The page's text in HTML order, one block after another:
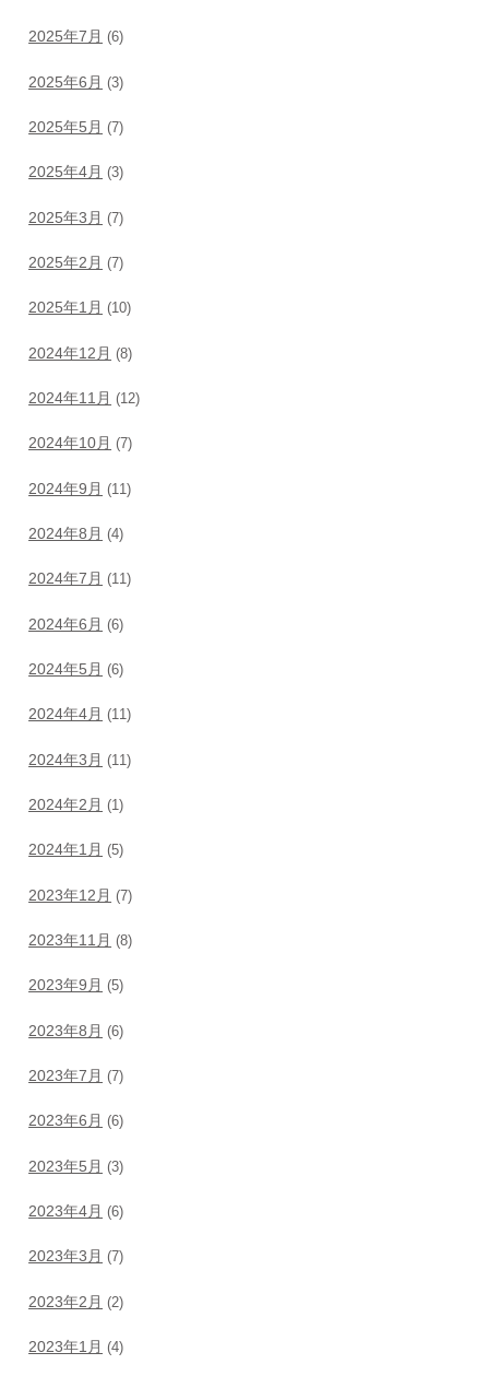
2025年7月 (6)
2025年6月 (3)
2025年5月 (7)
2025年4月 (3)
2025年3月 (7)
2025年2月 (7)
2025年1月 (10)
2024年12月 (8)
2024年11月 (12)
2024年10月 (7)
2024年9月 (11)
2024年8月 (4)
2024年7月 (11)
2024年6月 (6)
2024年5月 (6)
2024年4月 (11)
2024年3月 (11)
2024年2月 (1)
2024年1月 (5)
2023年12月 (7)
2023年11月 (8)
2023年9月 (5)
2023年8月 (6)
2023年7月 (7)
2023年6月 (6)
2023年5月 (3)
2023年4月 (6)
2023年3月 (7)
2023年2月 (2)
2023年1月 (4)